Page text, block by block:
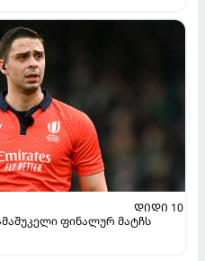
ᲓᲘᲓᲘ 10
ფინალურ მატჩს